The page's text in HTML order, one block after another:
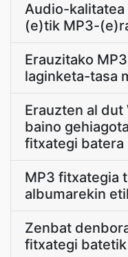
Audio-
(e)tik MP3-
Erauzitako
laginketa-tasa
Erauzten al
baino
fitxategi batera
MP3 fitxategia
albumarekin
Zenbat
fitxategi